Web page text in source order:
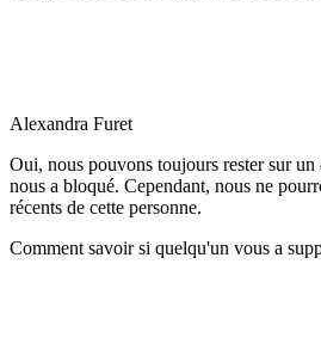
Alexandra Furet
Oui, nous pouvons toujours rester sur
nous a bloqué. Cependant, nous ne
récents de cette personne.
Comment savoir si quelqu'un vous a